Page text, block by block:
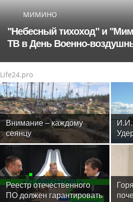
МИМИНО
"Небесный тихоход" и
ТВ в День Военно-
Life24.pro
Внимание – каждому
сеянцу
Реестр отечественного
ПО должен гарантировать